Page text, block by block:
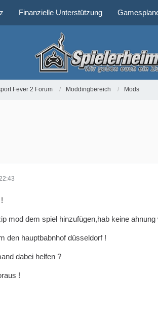
Finanzielle Unterstützung
Fever 2 Forum Moddingbereich Mods
mod dem spiel hinzufügen,hab keine ahnung
den hauptbabnhof düsseldorf !
dabei helfen ?
!